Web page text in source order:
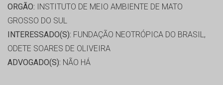
ORGÃO: INSTITUTO DE MEIO AMBIENTE DE MATO
GROSSO DO SUL
INTERESSADO(S): FUNDAÇÃO NEOTRÓPICA DO BRASIL,
ODETE SOARES DE OLIVEIRA
ADVOGADO(S): NÃO HÁ